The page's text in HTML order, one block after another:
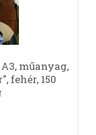
műanyag,
fehér, 150